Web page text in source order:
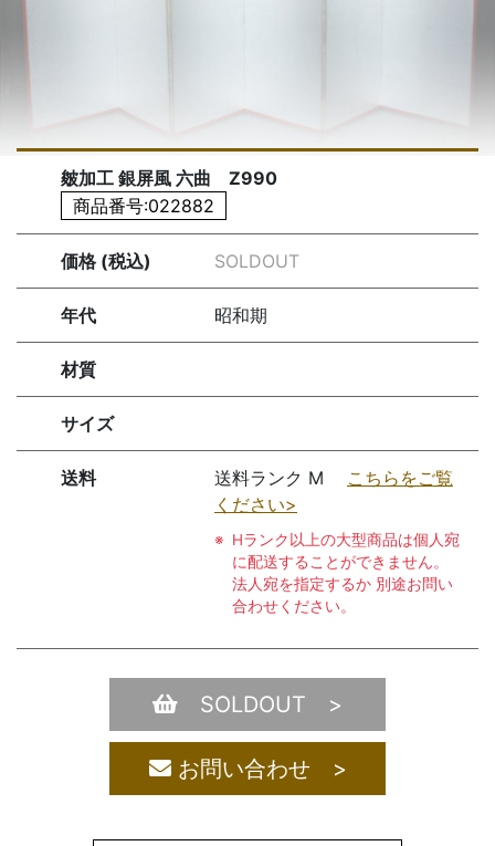
皴加工 銀屏風 六曲 Z990
商品番号:022882
価格 (税込) SOLDOUT
年代 昭和期
材質
サイズ
送料 送料ランク M こちらをご覧
ください>
Hランク以上の大型商品は個人宛
に配送することができません。
法人宛を指定するか 別途お問い
合わせください。
SOLDOUT >
お問い合わせ >